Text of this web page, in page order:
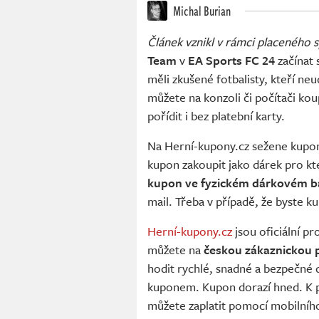
Michal Burian
Článek vznikl v rámci placeného
Team v EA Sports FC 24začínat
měli zkušené fotbalisty, kteří
můžete na konzoli či počítači
pořídit i bez platební karty.
Na Herní-kupony.cz sežene
kupon zakoupit jako dárek pro
kupon ve fyzickém dárkovém
mail. Třeba v případě, že byste
Herní-kupony.cz jsou oficiální
můžete načeskou zákaznickou
hodit rychlé, snadné a
kuponem. Kupon dorazí hned.
můžete zaplatit pomocí